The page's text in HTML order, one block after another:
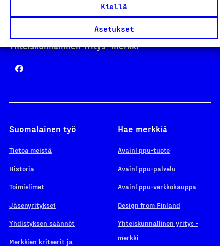
Kiellä
Asetukset
Yhteiskunnallinen Yritys -merkki
Suomalainen työ
Tietoa meistä
Historia
Toimielimet
Jäsenyritykset
Yhdistyksen säännöt
Merkkien kriteerit ja
Hae merkkiä
Avainlippu-tuote
Avainlippu-palvelu
Avainlippu-verkkokauppa
Design from Finland
Yhteiskunnallinen yritys -
merkki